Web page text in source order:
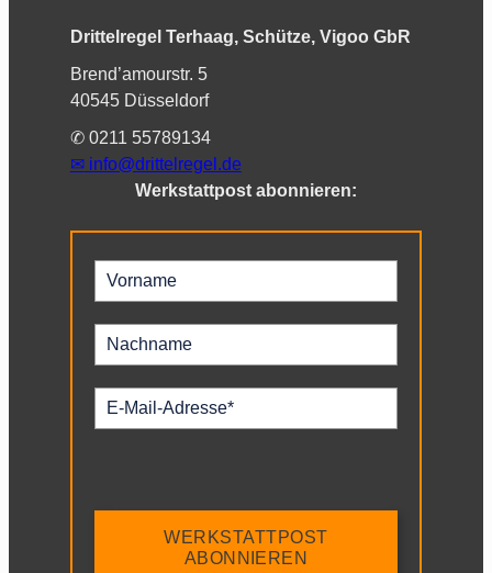
Drittelregel Terhaag, Schütze, Vigoo GbR
Brend’amourstr. 5
40545 Düsseldorf
✆ 0211 55789134
✉︎info@drittelregel.de
Werkstattpost abonnieren:
WERKSTATTPOST
ABONNIEREN